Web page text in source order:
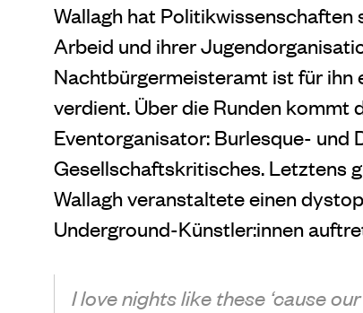
Wallagh hat Politikwissenschaften
Arbeid und ihrer
Nachtbürgermeisteramt ist für ihn
verdient. Über die Runden
Eventorganisator: Burlesque- und
Gesellschaftskritisches. Letztens
Wallagh veranstaltete einen
Underground-Künstler:innen
I love nights like these ‘cause